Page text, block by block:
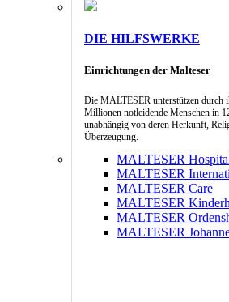
DIE HILFSWERKE
Einrichtungen der Malteser
Die MALTESER unterstützen durch
Millionen notleidende Menschen in
unabhängig von deren Herkunft,
Überzeugung.
MALTESER
MALTESER
MALTESER Care
MALTESER
MALTESER
MALTESER